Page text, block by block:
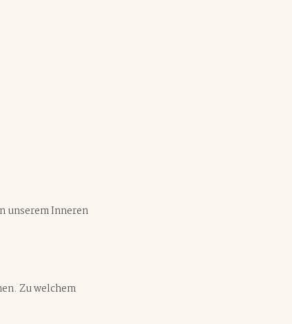
unserem Inneren
Zu welchem